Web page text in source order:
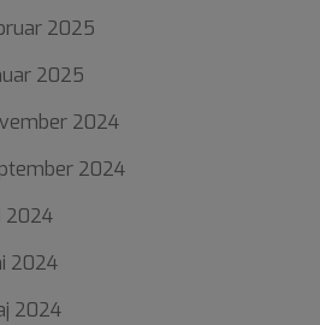
2025
2025
2024
2024
2024
2024
2024